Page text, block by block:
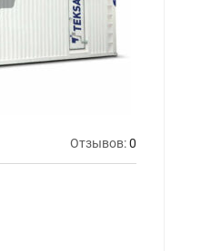
Отзывов:0